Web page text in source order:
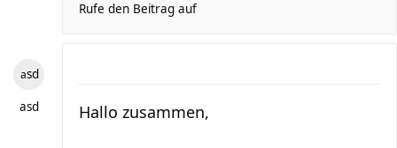
Rufe den Beitrag auf
asd
asd Hallo zusammen,